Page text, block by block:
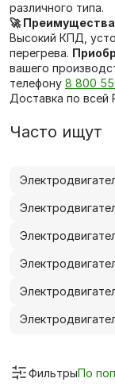
различного типа.
🚀
Высокий КПД,
перегрева.
вашего
телефону 8 800
Доставка по всей
Часто ищут
ФильтрыПо